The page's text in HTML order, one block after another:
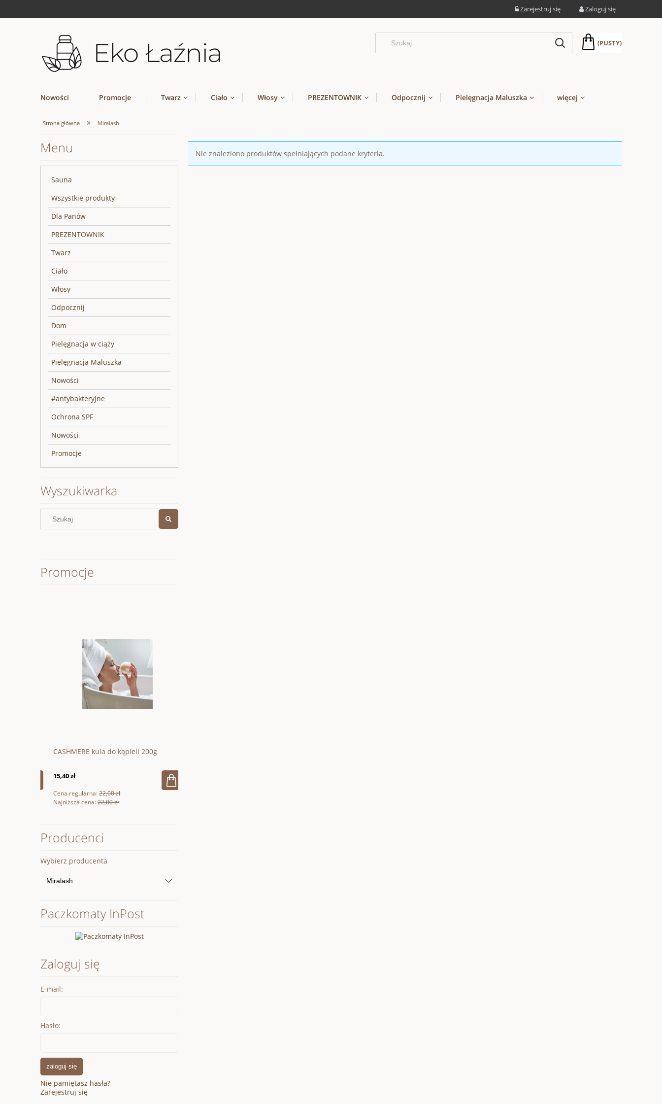
Zarejestruj się Zaloguj się
(PUSTY)
Nowości Promocje Twarz Ciało Włosy PREZENTOWNIK Odpocznij Pielęgnacja Maluszka więcej
Strona główna » Miralash
Menu
Sauna
Wszystkie produkty
Dla Panów
PREZENTOWNIK
Twarz
Ciało
Włosy
Odpocznij
Dom
Pielęgnacja w ciąży
Pielęgnacja Maluszka
Nowości
#antybakteryjne
Ochrona SPF
Nowości
Promocje
Wyszukiwarka
Promocje
CASHMERE kula do kąpieli 200g
15,40 zł
Cena regularna:22,00 zł
Najniższa cena:22,00 zł
Producenci
Wybierz producenta
Paczkomaty InPost
Zaloguj się
E-mail:
Hasło:
zaloguj się
Nie pamiętasz hasła?
Zarejestruj się
Nie znaleziono produktów spełniających podane kryteria.